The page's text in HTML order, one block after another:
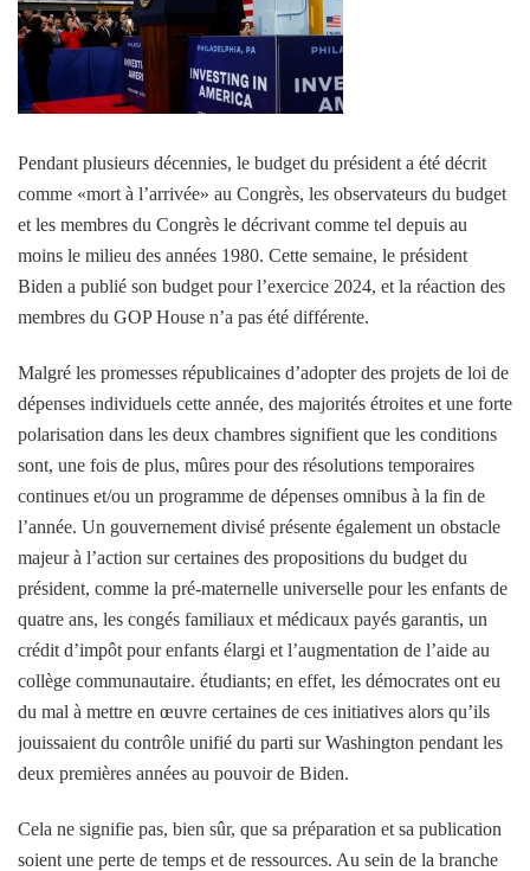
Pendant plusieurs décennies, le budget du président a été décrit
comme «mort à l’arrivée» au Congrès, les observateurs du budget
et les membres du Congrès le décrivant comme tel depuis au
moins le milieu des années 1980. Cette semaine, le président
Biden a publié son budget pour l’exercice 2024, et la réaction des
membres du GOP House n’a pas été différente.
Malgré les promesses républicaines d’adopter des projets de loi de
dépenses individuels cette année, des majorités étroites et une forte
polarisation dans les deux chambres signifient que les conditions
sont, une fois de plus, mûres pour des résolutions temporaires
continues et/ou un programme de dépenses omnibus à la fin de
l’année. Un gouvernement divisé présente également un obstacle
majeur à l’action sur certaines des propositions du budget du
président, comme la pré-maternelle universelle pour les enfants de
quatre ans, les congés familiaux et médicaux payés garantis, un
crédit d’impôt pour enfants élargi et l’augmentation de l’aide au
collège communautaire. étudiants; en effet, les démocrates ont eu
du mal à mettre en œuvre certaines de ces initiatives alors qu’ils
jouissaient du contrôle unifié du parti sur Washington pendant les
deux premières années au pouvoir de Biden.
Cela ne signifie pas, bien sûr, que sa préparation et sa publication
soient une perte de temps et de ressources. Au sein de la branche